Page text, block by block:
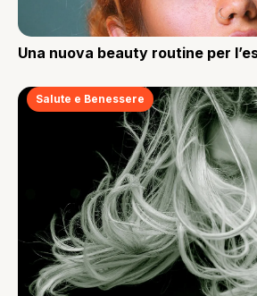
Una nuova beauty routine per
Salute e Benessere